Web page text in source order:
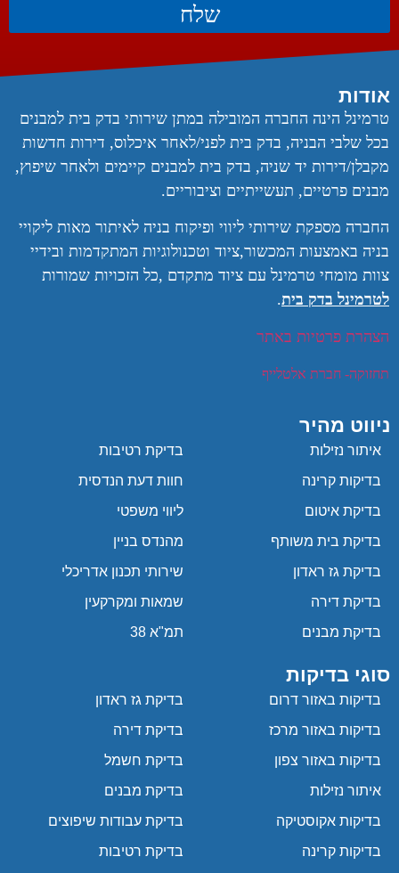
שלח
אודות
טרמינל הינה החברה המובילה במתן שירותי בדק בית למבנים
בכל שלבי הבניה, בדק בית לפני/לאחר איכלוס, דירות חדשות
מקבלן/דירות יד שניה, בדק בית למבנים קיימים ולאחר שיפוץ,
מבנים פרטיים, תעשייתיים וציבוריים.
החברה מספקת שירותי ליווי ופיקוח בניה לאיתור מאות ליקויי
בניה באמצעות המכשור,ציוד וטכנולוגיות המתקדמות ובידיי
צוות מומחי טרמינל עם ציוד מתקדם ,כל הזכויות שמורות
לטרמינל בדק בית.
הצהרת פרטיות באתר
תחזוקה- חברת אלטלייף
ניווט מהיר
איתור נזילות
בדיקות קרינה
בדיקת איטום
בדיקת בית משותף
בדיקת גז ראדון
בדיקת דירה
בדיקת מבנים
בדיקת רטיבות
חוות דעת הנדסית
ליווי משפטי
מהנדס בניין
שירותי תכנון אדריכלי
שמאות ומקרקעין
תמ"א 38
סוגי בדיקות
בדיקות באזור דרום
בדיקות באזור מרכז
בדיקות באזור צפון
איתור נזילות
בדיקות אקוסטיקה
בדיקות קרינה
בדיקת גז ראדון
בדיקת דירה
בדיקת חשמל
בדיקת מבנים
בדיקת עבודות שיפוצים
בדיקת רטיבות